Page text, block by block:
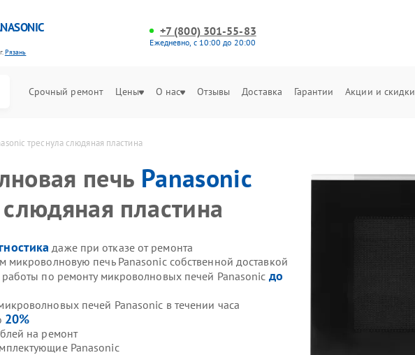
Рязань
+7 (800) 301-55-83
Ежедневно, с 10:00 до 20:00
Срочный ремонт Цены О нас Отзывы Доставка Гарантии Акции и скидки
треснула слюдяная пластина
печь Panasonic
пластина
даже при отказе от ремонта
микроволновую печь Panasonic собственной доставкой
по ремонту микроволновых печей Panasonic до
печей Panasonic в течении часа
20%
на ремонт
Panasonic